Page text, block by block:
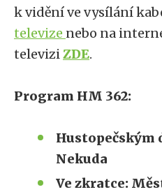
k vidění ve vysílání
televize nebo na
televiziZDE.
Program HM 362:
Hustopečským
Nekuda
Ve zkratce: